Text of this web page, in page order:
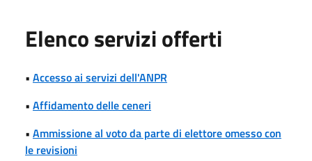
Elenco servizi offerti
• Accesso ai servizi dell'ANPR
• Affidamento delle ceneri
• Ammissione al voto da parte di elettore omesso con
le revisioni